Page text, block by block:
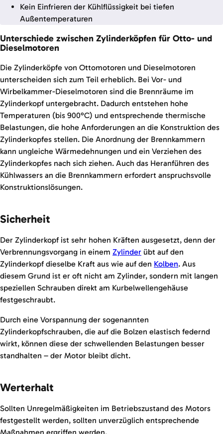
Kein Einfrieren der Kühlflüssigkeit bei tiefen
Außentemperaturen
Unterschiede zwischen Zylinderköpfen für Otto- und
Dieselmotoren
Die Zylinderköpfe von Ottomotoren und Dieselmotoren
unterscheiden sich zum Teil erheblich. Bei Vor- und
Wirbelkammer-Dieselmotoren sind die Brennräume im
Zylinderkopf untergebracht. Dadurch entstehen hohe
Temperaturen (bis 900°C) und entsprechende thermische
Belastungen, die hohe Anforderungen an die Konstruktion des
Zylinderkopfes stellen. Die Anordnung der Brennkammern
kann ungleiche Wärmedehnungen und ein Verziehen des
Zylinderkopfes nach sich ziehen. Auch das Heranführen des
Kühlwassers an die Brennkammern erfordert anspruchsvolle
Konstruktionslösungen.
Sicherheit
Der Zylinderkopf ist sehr hohen Kräften ausgesetzt, denn der
Verbrennungsvorgang in einem Zylinder übt auf den
Zylinderkopf dieselbe Kraft aus wie auf den Kolben. Aus
diesem Grund ist er oft nicht am Zylinder, sondern mit langen
speziellen Schrauben direkt am Kurbelwellengehäuse
festgeschraubt.
Durch eine Vorspannung der sogenannten
Zylinderkopfschrauben, die auf die Bolzen elastisch federnd
wirkt, können diese der schwellenden Belastungen besser
standhalten – der Motor bleibt dicht.
Werterhalt
Sollten Unregelmäßigkeiten im Betriebszustand des Motors
festgestellt werden, sollten unverzüglich entsprechende